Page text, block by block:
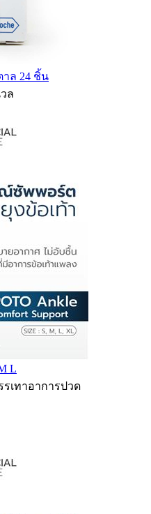
าล 24 ชิ้น
ล
L
เทาอาการปวด